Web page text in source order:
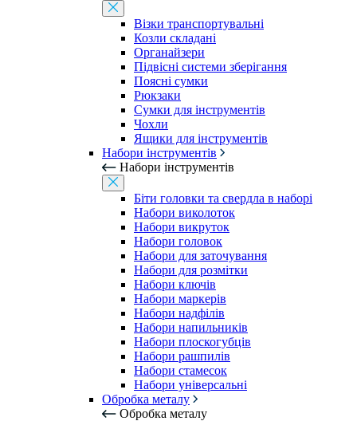
Візки транспортувальні
Козли складані
Органайзери
Підвісні системи зберігання
Поясні сумки
Рюкзаки
Сумки для інструментів
Чохли
Ящики для інструментів
Набори інструментів
Набори інструментів
Біти головки та свердла в наборі
Набори виколоток
Набори викруток
Набори головок
Набори для заточування
Набори для розмітки
Набори ключів
Набори маркерів
Набори надфілів
Набори напильників
Набори плоскогубців
Набори рашпилів
Набори стамесок
Набори універсальні
Обробка металу
Обробка металу